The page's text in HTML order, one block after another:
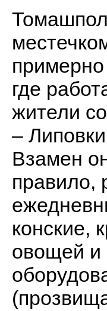
где
жители
–
Взамен
правило,
конские,
овощей и